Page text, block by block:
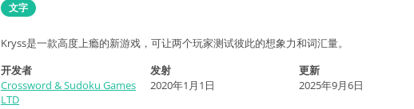
文字
Kryss是一款高度上瘾的新游戏，可让两个玩家测试彼此的想象力和词汇量。
开发者
Crossword & Sudoku Games
LTD
发射
2020年1月1日
更新
2025年9月6日